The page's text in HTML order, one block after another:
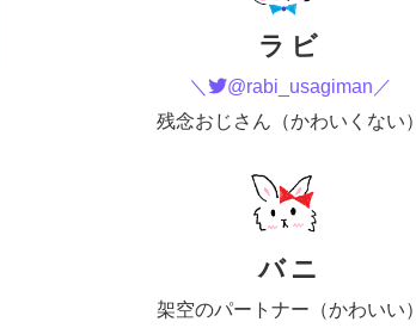
ラビ
＼
@rabi_usagiman／
残念おじさん（かわいくない）
バニ
架空のパートナー（かわいい）